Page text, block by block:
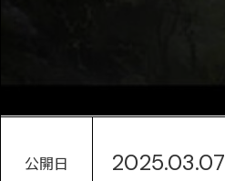
公開日 2025.03.07